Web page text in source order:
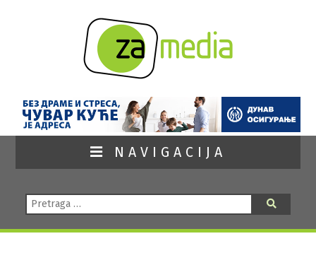
NAVIGACIJA
Pretraga: